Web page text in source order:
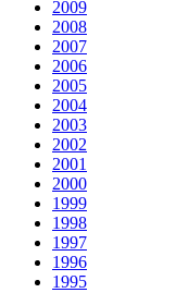
2009
2008
2007
2006
2005
2004
2003
2002
2001
2000
1999
1998
1997
1996
1995